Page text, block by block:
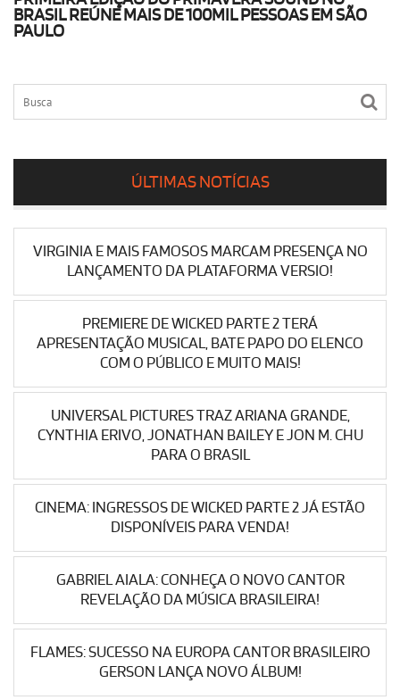
BRASIL REÚNE MAIS DE 100MIL PESSOAS EM SÃO
PAULO
ÚLTIMAS NOTÍCIAS
VIRGINIA E MAIS FAMOSOS MARCAM PRESENÇA NO
LANÇAMENTO DA PLATAFORMA VERSIO!
PREMIERE DE WICKED PARTE 2 TERÁ
APRESENTAÇÃO MUSICAL, BATE PAPO DO ELENCO
COM O PÚBLICO E MUITO MAIS!
UNIVERSAL PICTURES TRAZ ARIANA GRANDE,
CYNTHIA ERIVO, JONATHAN BAILEY E JON M. CHU
PARA O BRASIL
CINEMA: INGRESSOS DE WICKED PARTE 2 JÁ ESTÃO
DISPONÍVEIS PARA VENDA!
GABRIEL AIALA: CONHEÇA O NOVO CANTOR
REVELAÇÃO DA MÚSICA BRASILEIRA!
FLAMES: SUCESSO NA EUROPA CANTOR BRASILEIRO
GERSON LANÇA NOVO ÁLBUM!